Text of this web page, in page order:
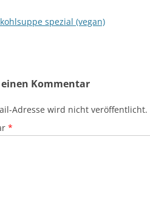
spezial (vegan)
einen Kommentar
Adresse wird nicht veröffentlicht.
*